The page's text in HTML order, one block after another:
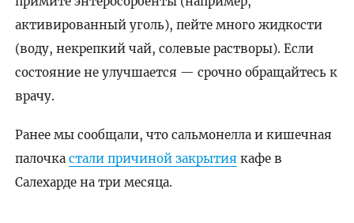
активированный уголь), пейте много жидкости
(воду, некрепкий чай, солевые растворы). Если
состояние не улучшается — срочно обращайтесь к
врачу.
Ранее мы сообщали, что сальмонелла и кишечная
палочка стали причиной закрытия кафе в
Салехарде на три месяца.